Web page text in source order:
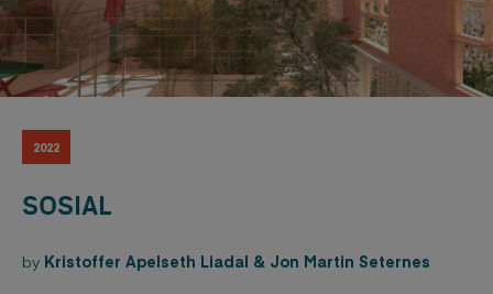
2022
SOSIAL
by Kristoffer Apelseth Liadal & Jon Martin Seternes